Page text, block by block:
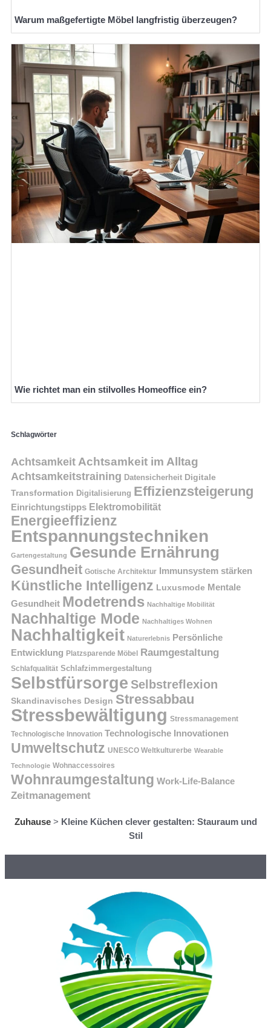
Warum maßgefertigte Möbel langfristig überzeugen?
Wie richtet man ein stilvolles Homeoffice ein?
Schlagwörter
Achtsamkeit Achtsamkeit im Alltag
Achtsamkeitstraining Datensicherheit Digitale
Transformation Digitalisierung Effizienzsteigerung
Einrichtungstipps Elektromobilität
Energieeffizienz
Entspannungstechniken
Gartengestaltung Gesunde Ernährung
Gesundheit Gotische Architektur Immunsystem stärken
Künstliche Intelligenz Luxusmode Mentale
Gesundheit Modetrends Nachhaltige Mobilität
Nachhaltige Mode Nachhaltiges Wohnen
Nachhaltigkeit Naturerlebnis Persönliche
Entwicklung Platzsparende Möbel Raumgestaltung
Schlafqualität Schlafzimmergestaltung
Selbstfürsorge Selbstreflexion
Skandinavisches Design Stressabbau
Stressbewältigung Stressmanagement
Technologische Innovation Technologische Innovationen
Umweltschutz UNESCO Weltkulturerbe Wearable
Technologie Wohnaccessoires
Wohnraumgestaltung Work-Life-Balance
Zeitmanagement
Zuhause> Kleine Küchen clever gestalten: Stauraum und
Stil